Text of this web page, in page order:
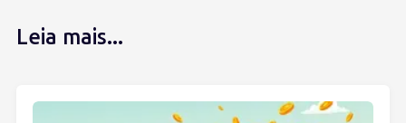
Leia mais...